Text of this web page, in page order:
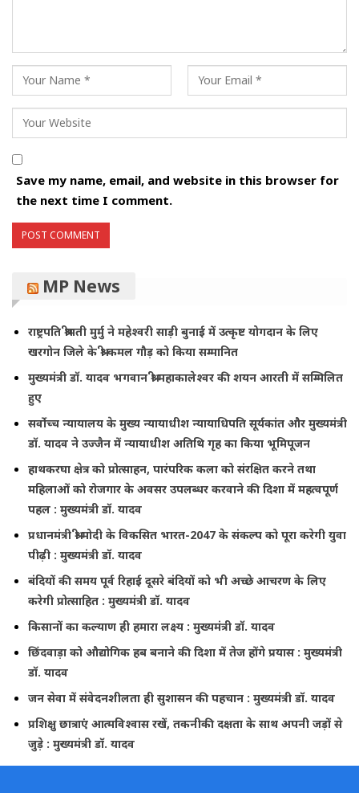
Save my name, email, and website in this browser for
the next time I comment.
MP News
राष्ट्रपति श्रीमती मुर्मु ने महेश्वरी साड़ी बुनाई में उत्कृष्ट योगदान के लिए
खरगोन जिले के श्री कमल गौड़ को किया सम्मानित
मुख्यमंत्री डॉ. यादव भगवान श्री महाकालेश्‍वर की शयन आरती में सम्मिलित
हुए
सर्वोच्च न्यायालय के मुख्‍य न्‍यायाधीश न्यायाधिपति सूर्यकांत और मुख्यमंत्री
डॉ. यादव ने उज्जैन में न्यायाधीश अतिथि गृह का किया भूमिपूजन
हाथकरघा क्षेत्र को प्रोत्साहन, पारंपरिक कला को संरक्षित करने तथा
महिलाओं को रोजगार के अवसर उपलब्धर करवाने की दिशा में महत्वपूर्ण
पहल : मुख्यमंत्री डॉ. यादव
प्रधानमंत्री श्री मोदी के विकसित भारत-2047 के संकल्प को पूरा करेगी युवा
पीढ़ी : मुख्यमंत्री डॉ. यादव
बंदियों की समय पूर्व रिहाई दूसरे बंदियों को भी अच्छे आचरण के लिए
करेगी प्रोत्साहित : मुख्यमंत्री डॉ. यादव
किसानों का कल्याण ही हमारा लक्ष्य : मुख्यमंत्री डॉ. यादव
छिंदवाड़ा को औद्योगिक हब बनाने की दिशा में तेज होंगे प्रयास : मुख्यमंत्री
डॉ. यादव
जन सेवा में संवेदनशीलता ही सुशासन की पहचान : मुख्यमंत्री डॉ. यादव
प्रशिक्षु छात्राएं आत्मविश्वास रखें, तकनीकी दक्षता के साथ अपनी जड़ों से
जुड़े : मुख्यमंत्री डॉ. यादव